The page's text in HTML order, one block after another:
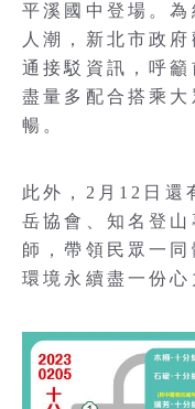
平溪國中登場。
人潮，新北市政
通接駁資訊，呼籲
盡量多配合搭乘
暢。
此外，2月12日還
岳協會、知名登
師，帶領民眾一
環境永續盡一份心